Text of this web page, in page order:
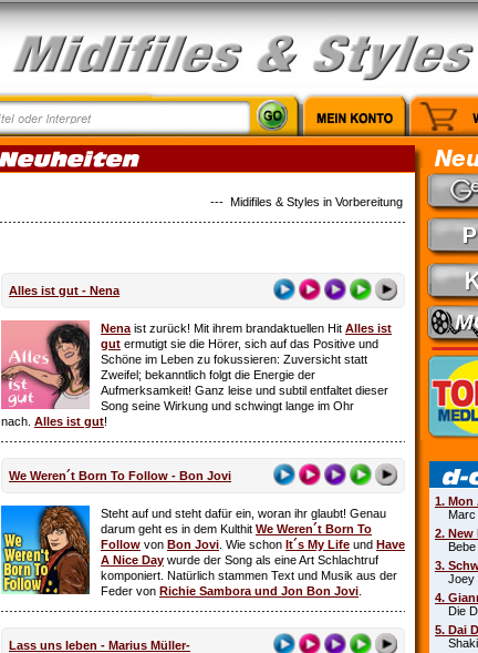
--- Midifiles & Styles in Vorbereitung: Country
Alles ist gut - Nena
Nena ist zurück! Mit ihrem brandaktuellen Hit Alles ist
gut ermutigt sie die Hörer, sich auf das Positive und
Schöne im Leben zu fokussieren: Zuversicht statt
Zweifel; bekanntlich folgt die Energie der
Aufmerksamkeit! Ganz leise und subtil entfaltet dieser
Song seine Wirkung und schwingt lange im Ohr
nach. Alles ist gut!
We Weren´t Born To Follow - Bon Jovi
Steht auf und steht dafür ein, woran ihr glaubt! Genau
darum geht es in dem Kulthit We Weren´t Born To
Follow von Bon Jovi . Wie schon It´s My Life und Have
A Nice Day wurde der Song als eine Art Schlachtruf
komponiert. Natürlich stammen Text und Musik aus der
Feder von Richie Sambora und Jon Bon Jovi
Lass uns leben - Marius Müller-
1. Mon
Marc
2. New
Bebe
3.
Joey
4.
Die
5. Dai